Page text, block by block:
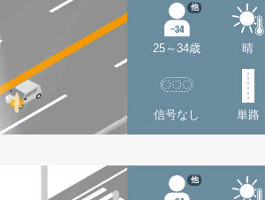
25～34歳
他
晴
信号なし 単路
他